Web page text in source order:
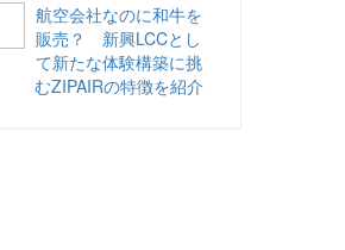
航空会社なのに和牛を
販売？ 新興LCCとし
て新たな体験構築に挑
むZIPAIRの特徴を紹介